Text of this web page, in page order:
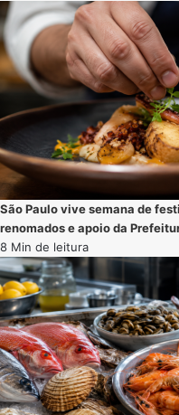
São Paulo vive semana de
renomados e apoio da
8 Min de leitura